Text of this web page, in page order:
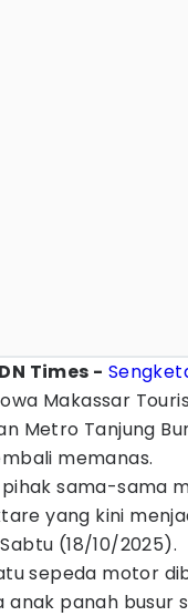
Times -
Makassar
Metro Tanjung
memanas.
sama-sama
yang kini
(18/10/2025).
sepeda motor
anak panah busur